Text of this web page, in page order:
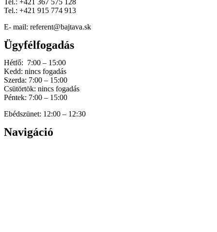
Tel.: +421 367 575 128
Tel.: +421 915 774 913
E- mail: referent@bajtava.sk
Ügyfélfogadás
Hétfő: 7:00 – 15:00
Kedd: nincs fogadás
Szerda: 7:00 – 15:00
Csütörtök: nincs fogadás
Péntek: 7:00 – 15:00
Ebédszünet: 12:00 – 12:30
Navigáció